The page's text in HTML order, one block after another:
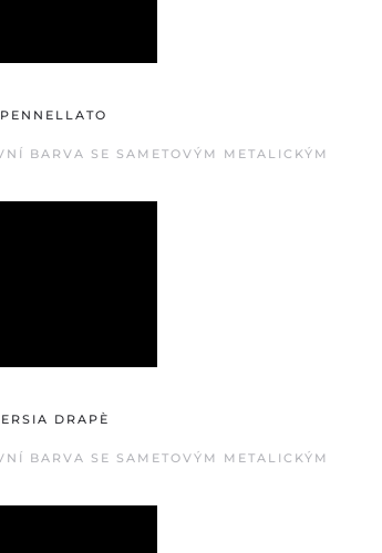
BARVA SE SAMETOVÝM METALICKÝM
DRAPÈ
BARVA SE SAMETOVÝM METALICKÝM